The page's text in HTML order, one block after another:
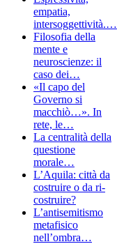
empatia,
intersoggettività.…
Filosofia della
mente e
neuroscienze: il
caso dei…
«Il capo del
Governo si
macchiò…». In
rete, le…
La centralità della
questione
morale…
L’Aquila: città da
costruire o da ri-
costruire?
L’antisemitismo
metafisico
nell’ombra…